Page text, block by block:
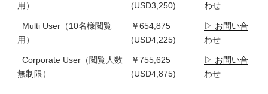
用）
(USD3,250)
わせ
Multi User（10名様閲覧
用）
￥654,875
(USD4,225)
▷ お問い合
わせ
Corporate User（閲覧人数
無制限）
￥755,625
(USD4,875)
▷ お問い合
わせ